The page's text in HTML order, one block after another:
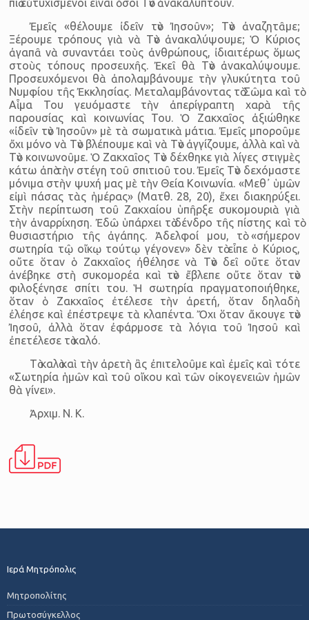
πιὸ εὐτυχισμένοι εἶναι ὅσοι Τὸν ἀνακαλύπτουν.
Ἐμεῖς «θέλουμε ἰδεῖν τὸν Ἰησοῦν»; Τὸν ἀναζητᾶμε;
Ξέρουμε τρόπους γιὰ νὰ Τὸν ἀνακαλύψουμε; Ὁ Κύριος
ἀγαπᾶ νὰ συναντάει τοὺς ἀνθρώπους, ἰδιαιτέρως ὅμως
στοὺς τόπους προσευχῆς. Ἐκεῖ θὰ Τὸν ἀνακαλύψουμε.
Προσευχόμενοι θὰ ἀπολαμβάνουμε τὴν γλυκύτητα τοῦ
Νυμφίου τῆς Ἐκκλησίας. Μεταλαμβάνοντας τὸ Σῶμα καὶ τὸ
Αἷμα Του γευόμαστε τὴν ἀπερίγραπτη χαρὰ τῆς
παρουσίας καὶ κοινωνίας Του. Ὁ Ζακχαῖος ἀξιώθηκε
«ἰδεῖν τὸν Ἰησοῦν» μὲ τὰ σωματικὰ μάτια. Ἐμεῖς μποροῦμε
ὄχι μόνο νὰ Τὸν βλέπουμε καὶ νὰ Τὸν ἀγγίζουμε, ἀλλὰ καὶ νὰ
Τὸν κοινωνοῦμε. Ὁ Ζακχαῖος Τὸν δέχθηκε γιὰ λίγες στιγμὲς
κάτω ἀπὸ τὴν στέγη τοῦ σπιτιοῦ του. Ἐμεῖς Τὸν δεχόμαστε
μόνιμα στὴν ψυχή μας μὲ τὴν Θεία Κοινωνία. «Μεθ᾿ ὑμῶν
εἰμὶ πάσας τὰς ἡμέρας» (Ματθ. 28, 20), ἔχει διακηρύξει.
Στὴν περίπτωση τοῦ Ζακχαίου ὑπῆρξε συκομουριὰ γιὰ
τὴν ἀναρρίχηση. Ἐδῶ ὑπάρχει τὸ δένδρο τῆς πίστης καὶ τὸ
θυσιαστήριο τῆς ἀγάπης. Ἀδελφοί μου, τὸ «σήμερον
σωτηρία τῷ οἴκῳ τούτῳ γέγονεν» δὲν τὸ εἶπε ὁ Κύριος,
οὔτε ὅταν ὁ Ζακχαῖος ἠθέλησε νὰ Τὸν δεῖ οὔτε ὅταν
ἀνέβηκε στὴ συκομορέα καὶ τὸν ἔβλεπε οὔτε ὅταν τὸν
φιλοξένησε σπίτι του. Ἡ σωτηρία πραγματοποιήθηκε,
ὅταν ὁ Ζακχαῖος ἐτέλεσε τὴν ἀρετή, ὅταν δηλαδὴ
ἐλέησε καὶ ἐπέστρεψε τὰ κλαπέντα. Ὄχι ὅταν ἄκουγε τὸν
Ἰησοῦ, ἀλλὰ ὅταν ἐφάρμοσε τὰ λόγια τοῦ Ἰησοῦ καὶ
ἐπετέλεσε τὸ καλό.
Τὸ καλὸ καὶ τὴν ἀρετὴ ἂς ἐπιτελοῦμε καὶ ἐμεῖς καὶ τότε
«Σωτηρία ἡμῶν καὶ τοῦ οἴκου καὶ τῶν οἰκογενειῶν ἡμῶν
θὰ γίνει».
Ἀρχιμ. Ν. Κ.
Ιερά Μητρόπολις
Μητροπολίτης
Πρωτοσύγκελλος